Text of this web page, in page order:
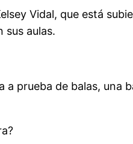
Vidal, que está
sus aulas.
prueba de balas, una